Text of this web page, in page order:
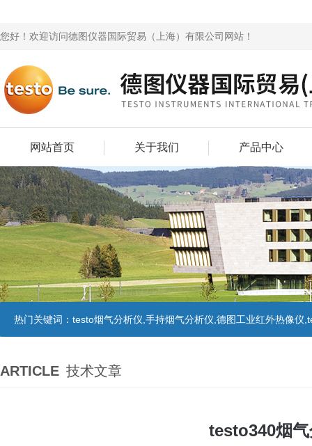
您好！欢迎访问德图仪器国际贸易（上海）有限公司网站！
网站首页 关于我们 产品中心
热门关键词： testo烟气分析仪,手持烟气分析仪,德图工业红外热像仪
ARTICLE 技术文章
testo340烟